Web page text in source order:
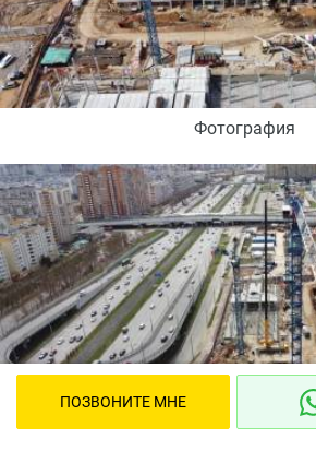
Фотография
ПОЗВОНИТЕ МНЕ